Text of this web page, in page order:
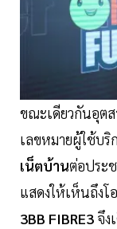
ขณะเดียวกันอุตส
เลขหมายผู้ใช้บริ
เน็ตบ้านต่อประ
แสดงให้เห็นถึงโ
3BB FIBRE3 จึง